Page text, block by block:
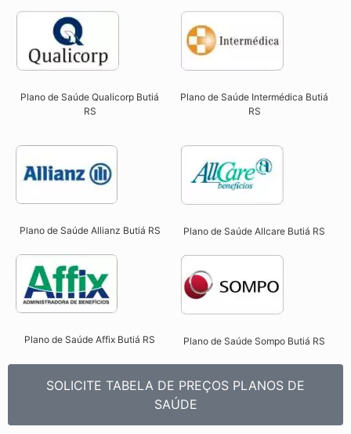
Plano de Saúde Qualicorp Butiá
RS​
Plano de Saúde Intermédica Butiá
RS
Plano de Saúde Allianz Butiá RS​ Plano de Saúde Allcare Butiá RS​
Plano de Saúde Affix Butiá RS​ Plano de Saúde Sompo Butiá RS​
SOLICITE TABELA DE PREÇOS PLANOS DE
SAÚDE